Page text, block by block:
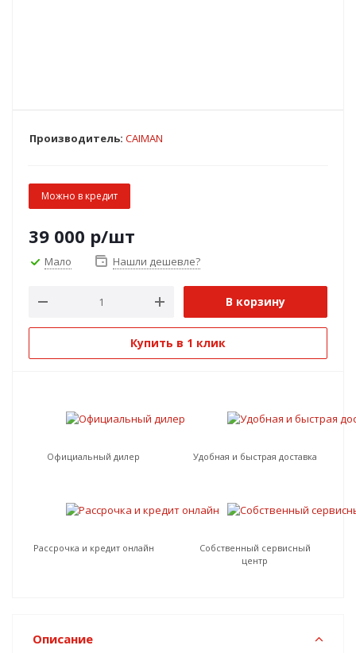
Производитель: CAIMAN
Можно в кредит
39 000 р/шт
Мало Нашли дешевле?
В корзину
Купить в 1 клик
Официальный дилер Удобная и быстрая доставка
Рассрочка и кредит онлайн
Собственный сервисный
центр
Описание